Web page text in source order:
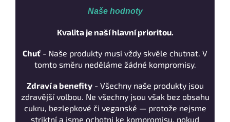
Naše hodnoty
Kvalita je naší hlavní prioritou.
Chuť - Naše produkty musí vždy skvěle chutnat. V
tomto směru neděláme žádné kompromisy.
Zdraví a benefity- Všechny naše produkty jsou
zdravější volbou. Ne všechny jsou však bez obsahu
cukru, bezlepkové či veganské — protože nejsme
striktní a jsme ochotni ke kompromisu, pokud